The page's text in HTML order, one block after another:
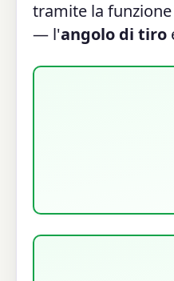
tramite la
— l'angolo di tiro